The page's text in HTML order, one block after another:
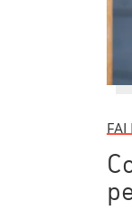
FAI